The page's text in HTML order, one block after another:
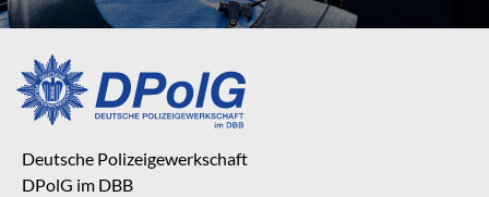
Deutsche Polizeigewerkschaft
DPolG im DBB